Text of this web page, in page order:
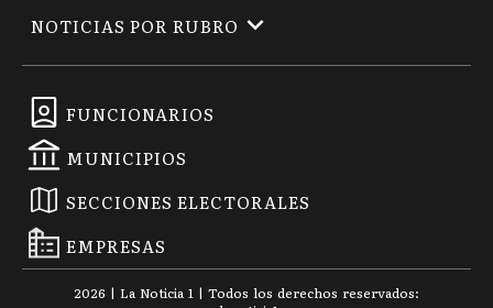
FUNCIONARIOS
MUNICIPIOS
SECCIONES ELECTORALES
EMPRESAS
NOTICIAS POR RUBRO
2026 | La Noticia 1 | Todos los derechos reservados: